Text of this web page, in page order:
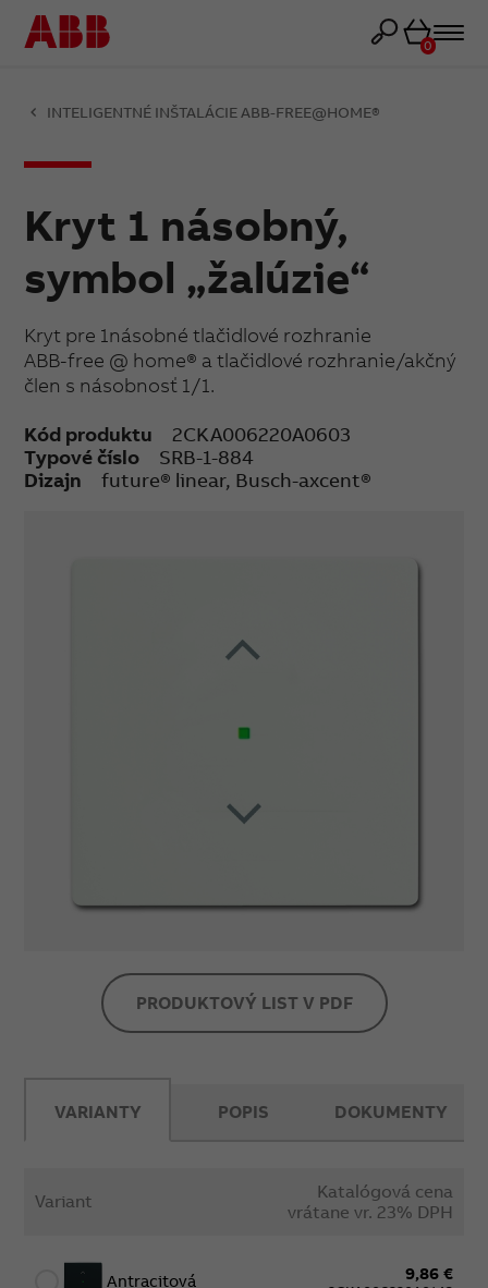
Košík
0
INTELIGENTNÉ INŠTALÁCIE ABB-FREE@HOME®
Kryt 1 násobný,
symbol „žalúzie“
Kryt pre 1násobné tlačidlové rozhranie
ABB-free @ home® a tlačidlové rozhranie/akčný
člen s násobnosť 1/1.
Kód produktu
2CKA006220A0603
Typové číslo
SRB-1-884
Dizajn
future® linear, Busch-axcent®
PRODUKTOVÝ LIST V PDF
VARIANTY
Variant
Katalógová cena
vrátane vr. 23% DPH
Antracitová 9,86 €
POPIS DOKUMENTY